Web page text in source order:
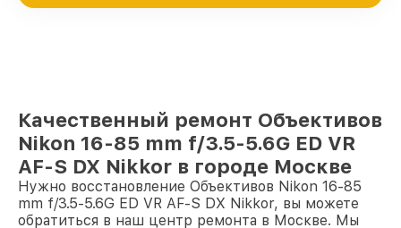
Качественный ремонт Объективов
Nikon 16-85 mm f/3.5-5.6G ED VR
AF-S DX Nikkor в городе Москве
Нужно восстановление Объективов Nikon 16-85
mm f/3.5-5.6G ED VR AF-S DX Nikkor, вы можете
обратиться в наш центр ремонта в Москве. Мы